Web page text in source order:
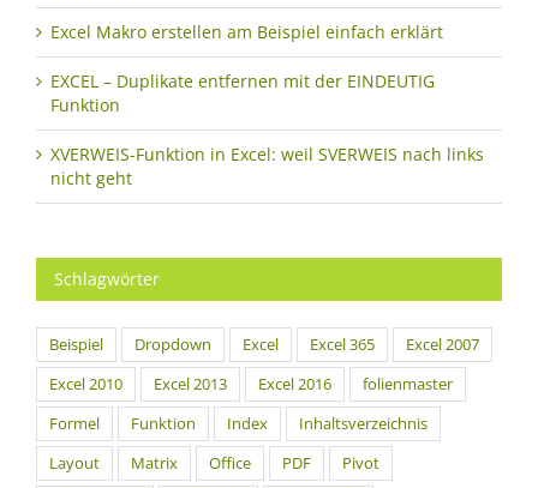
Excel Makro erstellen am Beispiel einfach erklärt
EXCEL – Duplikate entfernen mit der EINDEUTIG
Funktion
XVERWEIS-Funktion in Excel: weil SVERWEIS nach links
nicht geht
Schlagwörter
Beispiel Dropdown Excel Excel 365
Excel 2007
Excel 2010
Excel 2013 Excel 2016
folienmaster
Formel
Funktion Index
Inhaltsverzeichnis
Layout
Matrix Office PDF
Pivot